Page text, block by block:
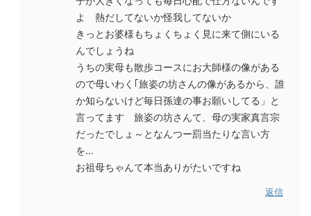
よ 熱だしてないか怪我してないか
きっとお婆様もちょくちょく見に来て側にいる
んでしょうね
うちの実母も散歩コースにお大師様の像がある
ので母いわく｢旅姿の坊さんの像があるから、誰
か知らないけど毎日孫達の事お願いしてる」と
言ってます 旅姿の坊さんて、母の実家真言宗
だったでしょ～となんつー罰当たりな言い方
を…
お祖母ちゃんて本当ありがたいですね
返信